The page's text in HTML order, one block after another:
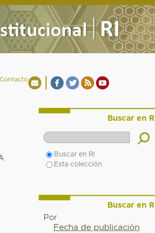
Buscar en RI
Buscar en RI
Esta colección
Buscar en RI
Por
Fecha de publicación